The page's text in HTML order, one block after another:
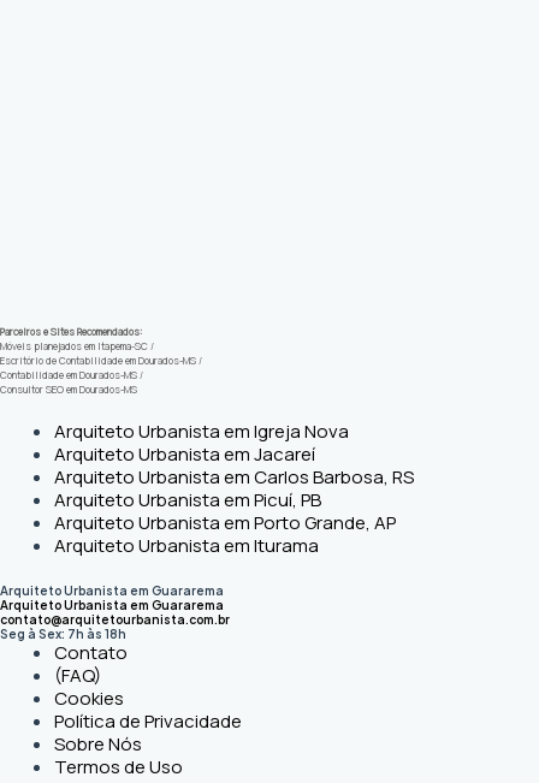
Parceiros e Sites Recomendados:
Móveis planejados em Itapema-SC /
Escritório de Contabilidade em Dourados-MS /
Contabilidade em Dourados-MS /
Consultor SEO em Dourados-MS
Arquiteto Urbanista em Igreja Nova
Arquiteto Urbanista em Jacareí
Arquiteto Urbanista em Carlos Barbosa, RS
Arquiteto Urbanista em Picuí, PB
Arquiteto Urbanista em Porto Grande, AP
Arquiteto Urbanista em Iturama
Arquiteto Urbanista em Guararema
Arquiteto Urbanista em Guararema
contato@arquitetourbanista.com.br
Seg à Sex: 7h às 18h
Contato
(FAQ)
Cookies
Política de Privacidade
Sobre Nós
Termos de Uso